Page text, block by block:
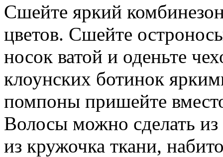
Сшейте яркий
цветов. Сшейте
носок ватой и оденьте
клоунских ботинок
помпоны пришейте
Волосы можно сделать
из кружочка ткани,